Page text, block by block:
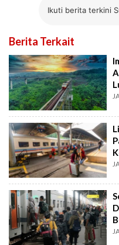
Ikuti berita terkini
Berita Terkait